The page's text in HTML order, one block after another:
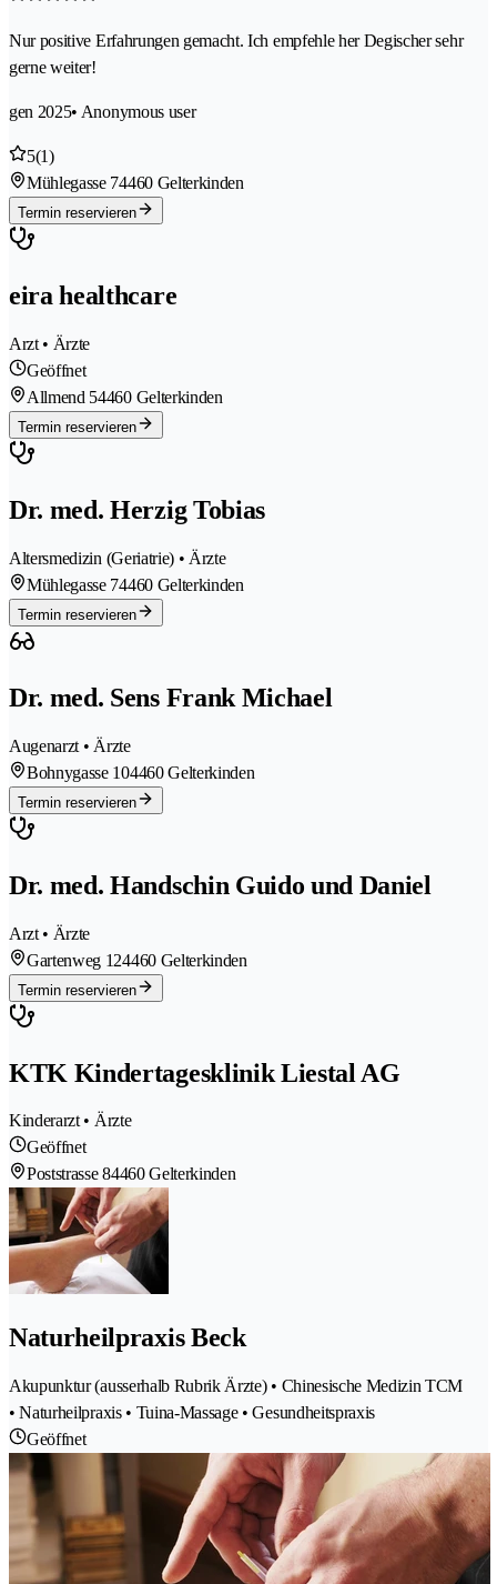
Nur positive Erfahrungen gemacht. Ich empfehle her Degischer sehr
gerne weiter!
gen 2025• Anonymous user
5(1)
Mühlegasse 74460 Gelterkinden
Termin reservieren
eira healthcare
Arzt • Ärzte
Geöffnet
Allmend 54460 Gelterkinden
Termin reservieren
Dr. med. Herzig Tobias
Altersmedizin (Geriatrie) • Ärzte
Mühlegasse 74460 Gelterkinden
Termin reservieren
Dr. med. Sens Frank Michael
Augenarzt • Ärzte
Bohnygasse 104460 Gelterkinden
Termin reservieren
Dr. med. Handschin Guido und Daniel
Arzt • Ärzte
Gartenweg 124460 Gelterkinden
Termin reservieren
KTK Kindertagesklinik Liestal AG
Kinderarzt • Ärzte
Geöffnet
Poststrasse 84460 Gelterkinden
Naturheilpraxis Beck
Akupunktur (ausserhalb Rubrik Ärzte) • Chinesische Medizin TCM
• Naturheilpraxis • Tuina-Massage • Gesundheitspraxis
Geöffnet